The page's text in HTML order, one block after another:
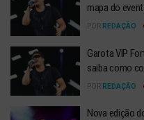
mapa do
POR REDAÇÃO
Garota VIP
saiba como
POR REDAÇÃO
Nova edição